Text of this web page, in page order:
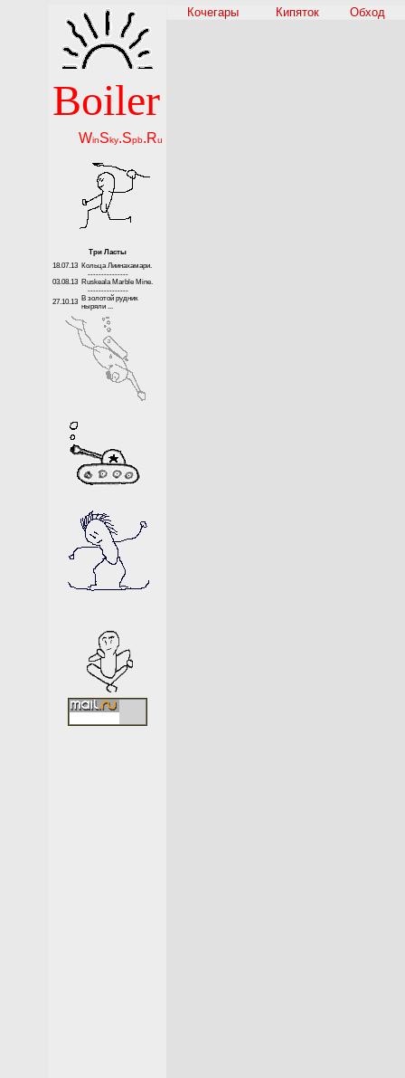
Boiler
WinSky.Spb.Ru
Три Ласты
18.07.13 Кольца Лиинахамари.
---------------
03.08.13 Ruskeala Marble Mine.
---------------
27.10.13 В золотой рудник
ныряли ...
Кочегары Кипяток Обход